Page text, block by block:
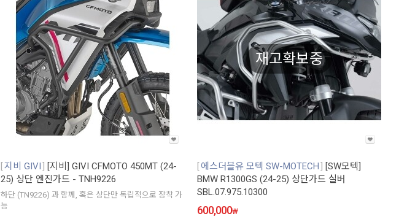
지비 GIVI
[지비] GIVI CFMOTO 450MT (24-
25) 상단 엔진가드 - TNH9226
하단 (TN9226) 과 함께, 혹은 상단만 독립적으로 장착 가
능
재고확보중
에스더블유 모텍 SW-MOTECH
[SW모텍]
BMW R1300GS (24-25) 상단가드 실버
SBL.07.975.10300
600,000₩